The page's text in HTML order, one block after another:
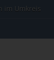
im Umkreis